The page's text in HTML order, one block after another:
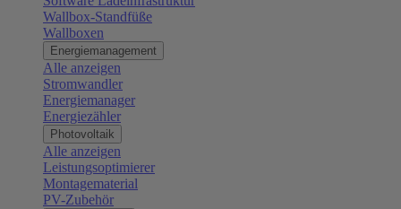
Wallbox-Standfüße
Wallboxen
Energiemanagement
Alle anzeigen
Stromwandler
Energiemanager
Energiezähler
Photovoltaik
Alle anzeigen
Leistungsoptimierer
Montagematerial
PV-Zubehör